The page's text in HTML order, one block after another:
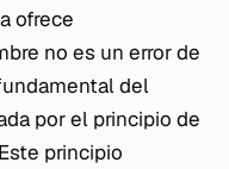
ofrece
no es un error de
del
por el principio de
principio